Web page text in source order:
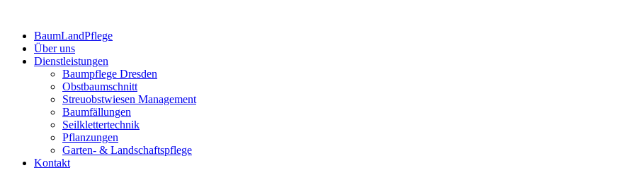
BaumLandPflege
Über uns
Dienstleistungen
Baumpflege Dresden
Obstbaumschnitt
Streuobstwiesen Management
Baumfällungen
Seilklettertechnik
Pflanzungen
Garten- & Landschaftspflege
Kontakt